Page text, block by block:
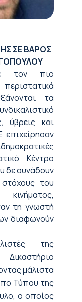
ΣΕ ΒΑΡΟΣ
τον πιο
τα
ύβρεις και
Κέντρο
δε συνάδουν
του
τη γνωστή
διαφωνούν
της
μάλιστα
Τύπου της
ο οποίος